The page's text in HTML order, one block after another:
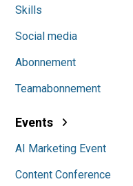
Skills
Social media
Abonnement
Teamabonnement
Events
AI Marketing Event
Content Conference